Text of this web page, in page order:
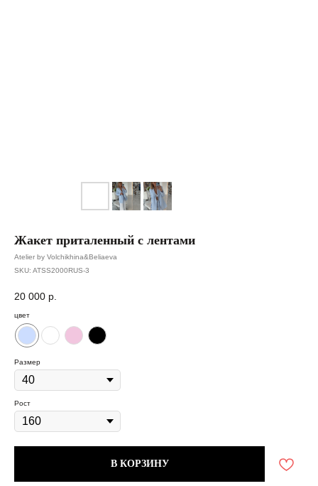
Жакет приталенный с лентами
Atelier by Volchikhina&Beliaeva
SKU: ATSS2000RUS-3
20 000 р.
цвет
Размер
Рост
В КОРЗИНУ